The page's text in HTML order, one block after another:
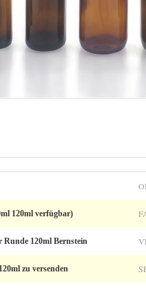
120ml verfügbar)
120ml Bernstein
zu versenden